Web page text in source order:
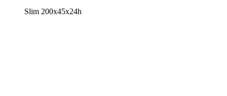
Slim 200x45x24h